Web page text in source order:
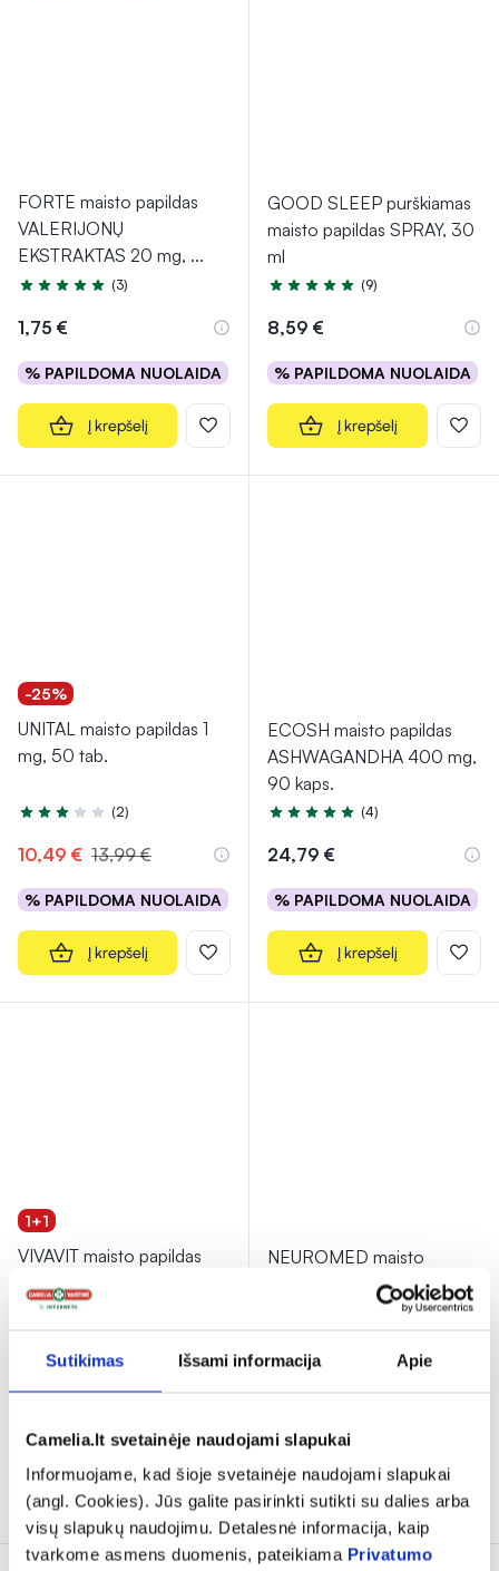
Sutikimas Išsami informacija Apie
Camelia.lt svetainėje naudojami slapukai
Informuojame, kad šioje svetainėje naudojami slapukai
(angl. Cookies). Jūs galite pasirinkti sutikti su dalies arba
visų slapukų naudojimu. Detalesnė informacija, kaip
tvarkome asmens duomenis, pateikiama Privatumo
FORTE maisto papildas
VALERIJONŲ
EKSTRAKTAS 20 mg, ...
Įvertinimas 5.0 iš 5
(3)
1,75 €
% PAPILDOMA NUOLAIDA
Į krepšelį
GOOD SLEEP purškiamas
maisto papildas SPRAY, 30
ml
Įvertinimas 4.7 iš 5
(9)
8,59 €
% PAPILDOMA NUOLAIDA
Į krepšelį
-25%
UNITAL maisto papildas 1
mg, 50 tab.
Įvertinimas 3.0 iš 5
(2)
10,49 € 13,99 €
% PAPILDOMA NUOLAIDA
Į krepšelį
ECOSH maisto papildas
ASHWAGANDHA 400 mg,
90 kaps.
Įvertinimas 5.0 iš 5
(4)
24,79 €
% PAPILDOMA NUOLAIDA
Į krepšelį
1+1
VIVAVIT maisto papildas
VALERIANA FORTE, 60
tab.
Įvertinimas 5.0 iš 5
NEMOKAMAI!
Į krepšelį
NEUROMED maisto
papildas SLEEP FORTE,
30 čiulpiamų tab.
Įvertinimas 4.8 iš 5
% PAPILDOMA NUOLAIDA
Į krepšelį